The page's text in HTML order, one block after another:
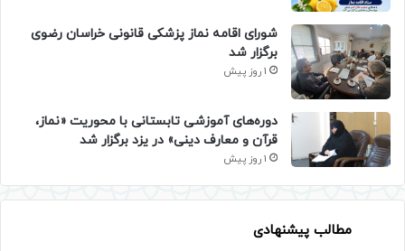
شورای اقامه نماز پزشکی قانونی خراسان رضوی
برگزار شد
1 روز پیش
دوره‌های آموزشی تابستانی با محوریت «نماز،
قرآن و معارف دینی» در یزد برگزار شد
1 روز پیش
مطالب پیشنهادی